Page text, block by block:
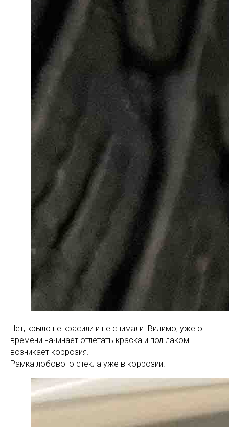
Нет, крыло не красили и не снимали. Видимо, уже от
времени начинает отлетать краска и под лаком
возникает коррозия.
Рамка лобового стекла уже в коррозии.